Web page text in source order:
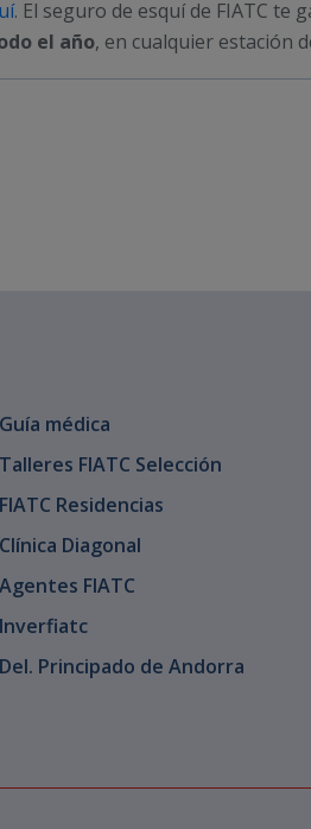
. El seguro de esquí de FIATC te
el año, en cualquier estación
Guía médica
Talleres FIATC Selección
FIATC Residencias
Clínica Diagonal
Agentes FIATC
Inverfiatc
Del. Principado de Andorra